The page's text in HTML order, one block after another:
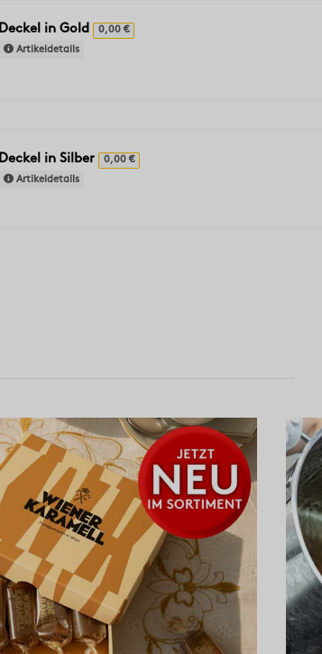
Deckel in Gold 0,00 €
Artikeldetails
Deckel in Silber 0,00 €
Artikeldetails